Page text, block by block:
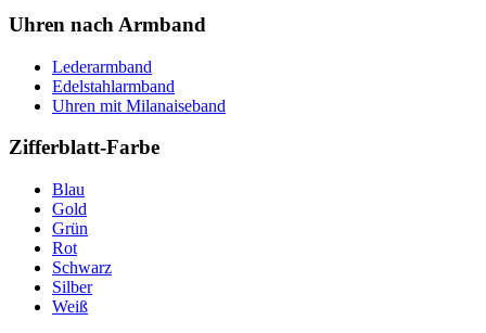
Uhren nach Armband
Lederarmband
Edelstahlarmband
Uhren mit Milanaiseband
Zifferblatt-Farbe
Blau
Gold
Grün
Rot
Schwarz
Silber
Weiß